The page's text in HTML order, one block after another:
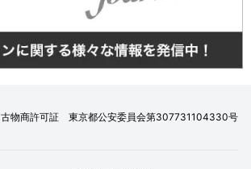
古物商許可証 東京都公安委員会第307731104330号